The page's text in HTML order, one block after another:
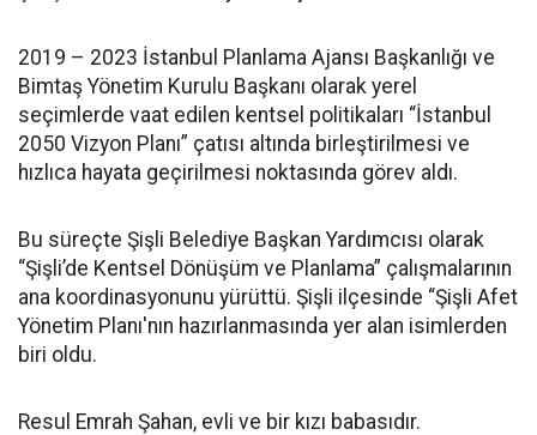
2019 – 2023 İstanbul Planlama Ajansı Başkanlığı ve
Bimtaş Yönetim Kurulu Başkanı olarak yerel
seçimlerde vaat edilen kentsel politikaları “İstanbul
2050 Vizyon Planı” çatısı altında birleştirilmesi ve
hızlıca hayata geçirilmesi noktasında görev aldı.
Bu süreçte Şişli Belediye Başkan Yardımcısı olarak
“Şişli’de Kentsel Dönüşüm ve Planlama” çalışmalarının
ana koordinasyonunu yürüttü. Şişli ilçesinde “Şişli Afet
Yönetim Planı'nın hazırlanmasında yer alan isimlerden
biri oldu.
Resul Emrah Şahan, evli ve bir kızı babasıdır.